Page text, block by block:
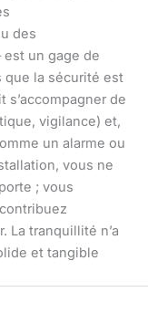
des
est un gage de
que la sécurité est
s’accompagner de
vigilance) et,
un alarme ou
vous ne
; vous
La tranquillité n’a
et tangible